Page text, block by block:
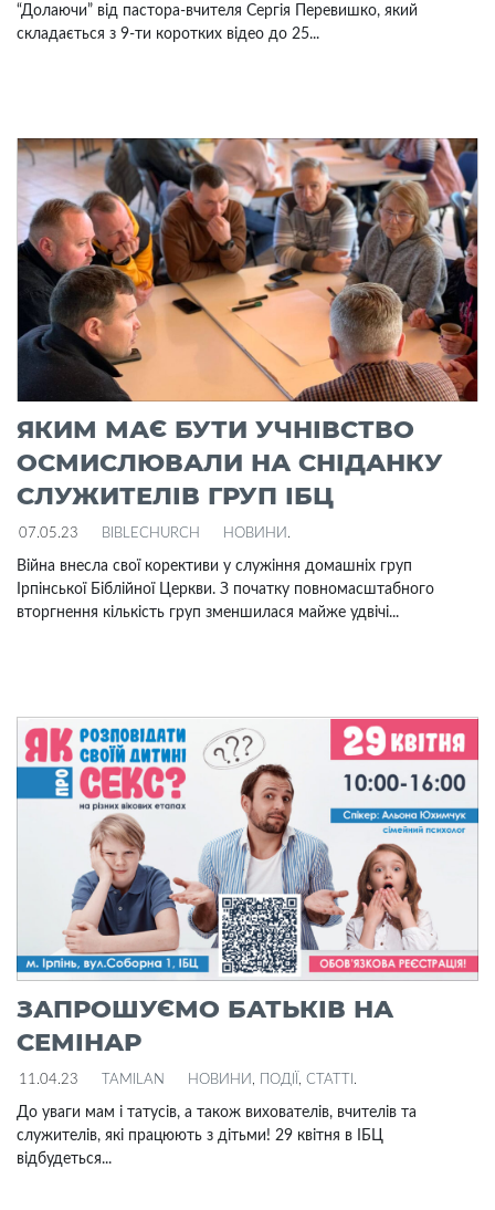
“Долаючи” від пастора-вчителя Сергія Перевишко, який
складається з 9-ти коротких відео до 25...
ЯКИМ МАЄ БУТИ УЧНІВСТВО
ОСМИСЛЮВАЛИ НА СНІДАНКУ
СЛУЖИТЕЛІВ ГРУП ІБЦ
07.05.23 BIBLECHURCH НОВИНИ .
Війна внесла свої корективи у служіння домашніх груп
Ірпінської Біблійної Церкви. З початку повномасштабного
вторгнення кількість груп зменшилася майже удвічі...
ЗАПРОШУЄМО БАТЬКІВ НА
СЕМІНАР
11.04.23 TAMILAN НОВИНИ , ПОДІЇ , СТАТТІ .
До уваги мам і татусів, а також вихователів, вчителів та
служителів, які працюють з дітьми! 29 квітня в ІБЦ
відбудеться...